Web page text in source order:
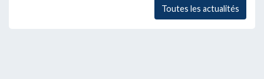
Toutes les actualités